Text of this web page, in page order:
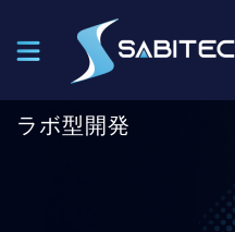
ラボ型開発